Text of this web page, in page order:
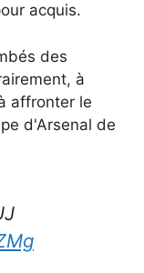
acquis.
des
à
affronter le
d'Arsenal de